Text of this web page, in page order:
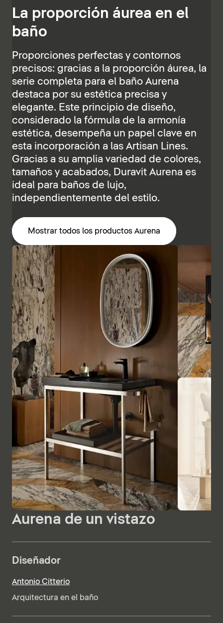
La proporción áurea en el
baño
Proporciones perfectas y contornos
precisos: gracias a la proporción áurea, la
serie completa para el baño Aurena
destaca por su estética precisa y
elegante. Este principio de diseño,
considerado la fórmula de la armonía
estética, desempeña un papel clave en
esta incorporación a las Artisan Lines.
Gracias a su amplia variedad de colores,
tamaños y acabados, Duravit Aurena es
ideal para baños de lujo,
independientemente del estilo.
Mostrar todos los productos Aurena
Aurena de un vistazo
Diseñador
Antonio Citterio
Arquitectura en el baño